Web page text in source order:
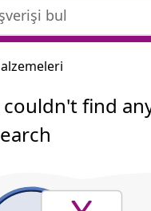
couldn't find